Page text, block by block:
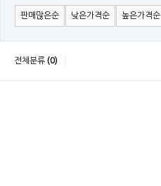
판매많은순 낮은가격순 높은가격순
전체분류 (0)